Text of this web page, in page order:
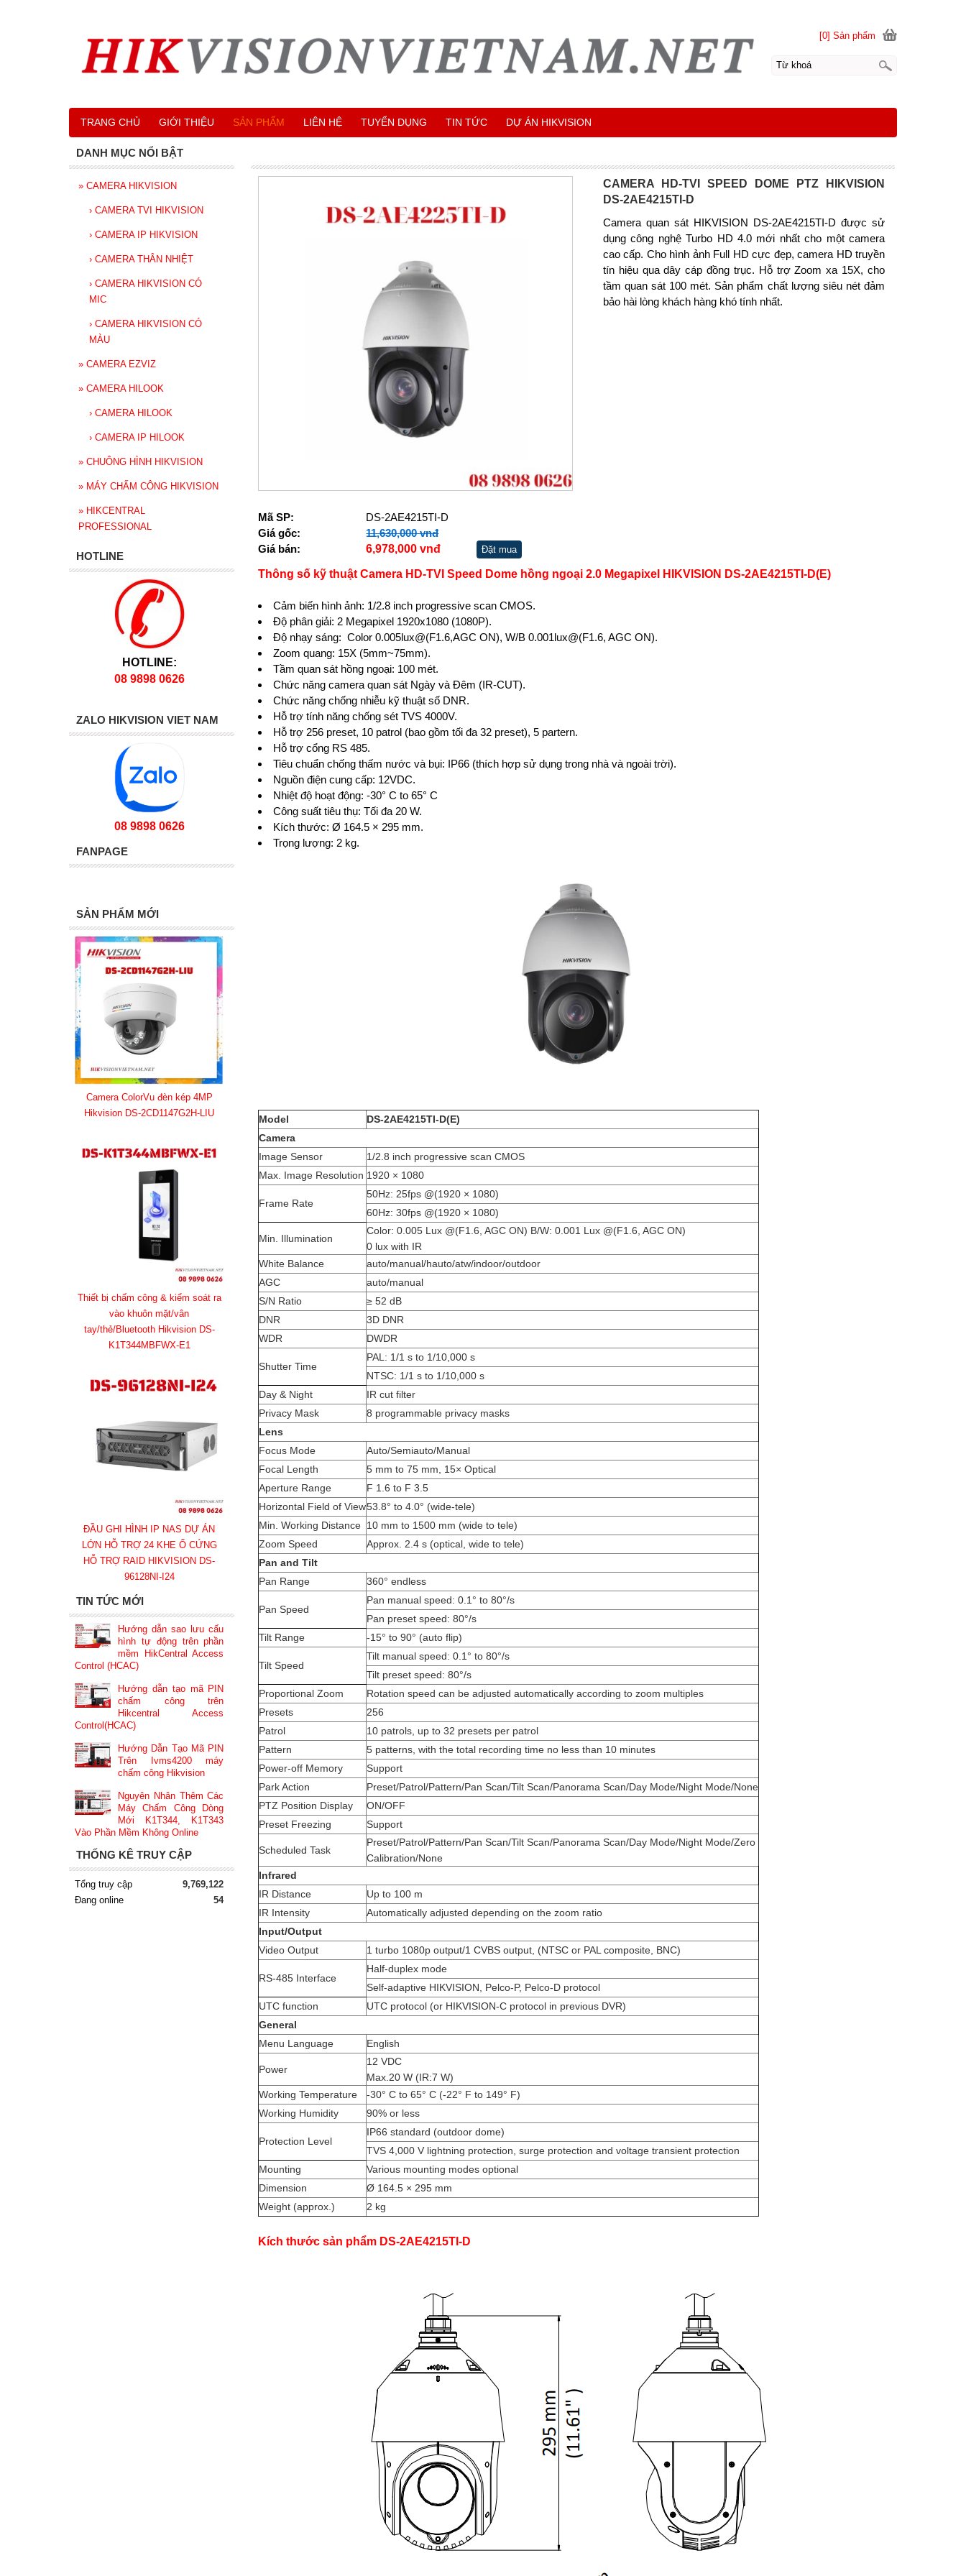
CAMERA HD-TVI SPEED DOME PTZ HIKVISION
DS-2AE4215TI-D
Camera quan sát HIKVISION DS-2AE4215TI-D được sử
dụng công nghệ Turbo HD 4.0 mới nhất cho một camera
cao cấp. Cho hình ảnh Full HD cực đẹp, camera HD truyền
tín hiệu qua dây cáp đồng trục. Hỗ trợ Zoom xa 15X, cho
tầm quan sát 100 mét. Sản phẩm chất lượng siêu nét đảm
bảo hài lòng khách hàng khó tính nhất.
Mã SP:
DS-2AE4215TI-D
Giá gốc:
11,630,000 vnđ
Giá bán:
6,978,000 vnđ Đặt mua
Thông số kỹ thuật Camera HD-TVI Speed Dome hồng ngoại 2.0 Megapixel HIKVISION DS-2AE4215TI-D(E)
Cảm biến hình ảnh: 1/2.8 inch progressive scan CMOS.
Độ phân giải: 2 Megapixel 1920x1080 (1080P).
Độ nhạy sáng: Color 0.005lux@(F1.6,AGC ON), W/B 0.001lux@(F1.6, AGC ON).
Zoom quang: 15X (5mm~75mm).
Tầm quan sát hồng ngoại: 100 mét.
Chức năng camera quan sát Ngày và Đêm (IR-CUT).
Chức năng chống nhiễu kỹ thuật số DNR.
Hỗ trợ tính năng chống sét TVS 4000V.
Hỗ trợ 256 preset, 10 patrol (bao gồm tối đa 32 preset), 5 partern.
Hỗ trợ cổng RS 485.
Tiêu chuẩn chống thấm nước và bụi: IP66 (thích hợp sử dụng trong nhà và ngoài trời).
Nguồn điện cung cấp: 12VDC.
Nhiệt độ hoạt động: -30° C to 65° C
Công suất tiêu thụ: Tối đa 20 W.
Kích thước: Ø 164.5 × 295 mm.
Trọng lượng: 2 kg.
Model
DS-2AE4215TI-D(E)
Camera
Image Sensor
1/2.8 inch progressive scan CMOS
Max. Image Resolution 1920 × 1080
Frame Rate
50Hz: 25fps @(1920 × 1080)
60Hz: 30fps @(1920 × 1080)
Min. Illumination
Color: 0.005 Lux @(F1.6, AGC ON) B/W: 0.001 Lux @(F1.6, AGC ON)
0 lux with IR
White Balance
auto/manual/hauto/atw/indoor/outdoor
AGC
auto/manual
S/N Ratio
≥ 52 dB
DNR
3D DNR
WDR
DWDR
Shutter Time
PAL: 1/1 s to 1/10,000 s
NTSC: 1/1 s to 1/10,000 s
Day & Night
IR cut filter
Privacy Mask
8 programmable privacy masks
Lens
Focus Mode
Auto/Semiauto/Manual
Focal Length
5 mm to 75 mm, 15× Optical
Aperture Range
F 1.6 to F 3.5
Horizontal Field of View53.8° to 4.0° (wide-tele)
Min. Working Distance 10 mm to 1500 mm (wide to tele)
Zoom Speed
Approx. 2.4 s (optical, wide to tele)
Pan and Tilt
Pan Range
360° endless
Pan Speed
Pan manual speed: 0.1° to 80°/s
Pan preset speed: 80°/s
Tilt Range
-15° to 90° (auto flip)
Tilt Speed
Tilt manual speed: 0.1° to 80°/s
Tilt preset speed: 80°/s
Proportional Zoom
Rotation speed can be adjusted automatically according to zoom multiples
Presets
256
Patrol
10 patrols, up to 32 presets per patrol
Pattern
5 patterns, with the total recording time no less than 10 minutes
Power-off Memory
Support
Park Action
Preset/Patrol/Pattern/Pan Scan/Tilt Scan/Panorama Scan/Day Mode/Night Mode/None
PTZ Position Display
ON/OFF
Preset Freezing
Support
Scheduled Task
Preset/Patrol/Pattern/Pan Scan/Tilt Scan/Panorama Scan/Day Mode/Night Mode/Zero
Calibration/None
Infrared
IR Distance
Up to 100 m
IR Intensity
Automatically adjusted depending on the zoom ratio
Input/Output
Video Output
1 turbo 1080p output/1 CVBS output, (NTSC or PAL composite, BNC)
RS-485 Interface
Half-duplex mode
Self-adaptive HIKVISION, Pelco-P, Pelco-D protocol
UTC function
UTC protocol (or HIKVISION-C protocol in previous DVR)
General
Menu Language
English
Power
12 VDC
Max.20 W (IR:7 W)
Working Temperature
-30° C to 65° C (-22° F to 149° F)
Working Humidity
90% or less
Protection Level
IP66 standard (outdoor dome)
TVS 4,000 V lightning protection, surge protection and voltage transient protection
Mounting
Various mounting modes optional
Dimension
Ø 164.5 × 295 mm
Weight (approx.)
2 kg
Kích thước sản phẩm DS-2AE4215TI-D
DANH MỤC NỔI BẬT
» CAMERA HIKVISION
› CAMERA TVI HIKVISION
› CAMERA IP HIKVISION
› CAMERA THÂN NHIỆT
› CAMERA HIKVISION CÓ
MIC
› CAMERA HIKVISION CÓ
MÀU
» CAMERA EZVIZ
» CAMERA HILOOK
› CAMERA HILOOK
› CAMERA IP HILOOK
» CHUÔNG HÌNH HIKVISION
» MÁY CHẤM CÔNG HIKVISION
» HIKCENTRAL
PROFESSIONAL
HOTLINE
HOTLINE:
08 9898 0626
ZALO HIKVISION VIET NAM
08 9898 0626
FANPAGE
SẢN PHẨM MỚI
Camera ColorVu đèn kép 4MP
Hikvision DS-2CD1147G2H-LIU
Thiết bị chấm công & kiểm soát ra
vào khuôn mặt/vân
tay/thẻ/Bluetooth Hikvision DS-
K1T344MBFWX-E1
ĐẦU GHI HÌNH IP NAS DỰ ÁN
LỚN HỖ TRỢ 24 KHE Ổ CỨNG
HỖ TRỢ RAID HIKVISION DS-
96128NI-I24
TIN TỨC MỚI
Hướng dẫn sao lưu cấu
hình tự động trên phần
mềm HikCentral Access
Control (HCAC)
Hướng dẫn tạo mã PIN
chấm công trên
Hikcentral Access
Control(HCAC)
Hướng Dẫn Tạo Mã PIN
Trên Ivms4200 máy
chấm công Hikvision
Nguyên Nhân Thêm Các
Máy Chấm Công Dòng
Mới K1T344, K1T343
Vào Phần Mềm Không Online
THỐNG KÊ TRUY CẬP
Tổng truy cập
9,769,122
Đang online
54
[0] Sản phẩm
TRANG CHỦ GIỚI THIỆU SẢN PHẨM LIÊN HỆ TUYỂN DỤNG TIN TỨC DỰ ÁN HIKVISION